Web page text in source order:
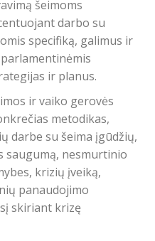
šeimoms
darbo su
specifiką, galimus ir
ir planus.
ir vaiko gerovės
metodikas,
darbe su šeima įgūdžių,
saugumą, nesmurtinio
krizių įveiką,
panaudojimo
skiriant krizę